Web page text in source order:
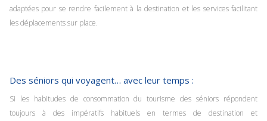
adaptées pour se rendre facilement à la destination et les services facilitant
les déplacements sur place.
Des séniors qui voyagent… avec leur temps :
Si les habitudes de consommation du tourisme des séniors répondent
toujours à des impératifs habituels en termes de destination et